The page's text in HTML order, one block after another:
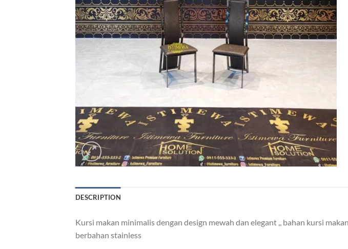
DESCRIPTION
Kursi makan minimalis dengan design mewah dan elegant ,, bahan kursi
berbahan stainless